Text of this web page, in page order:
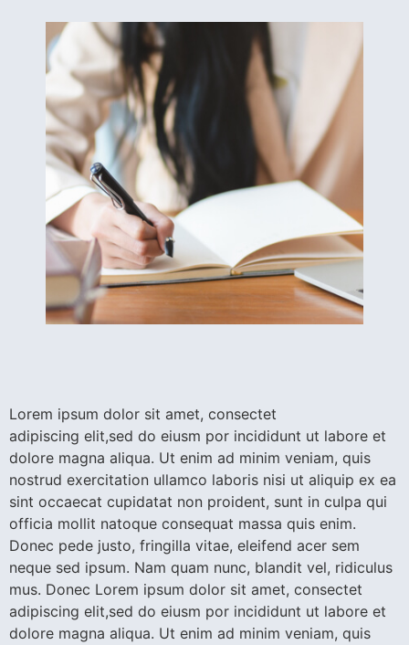
Lorem ipsum dolor sit amet, consectet
adipiscing elit,sed do eiusm por incididunt ut labore et
dolore magna aliqua. Ut enim ad minim veniam, quis
nostrud exercitation ullamco laboris nisi ut aliquip ex ea
sint occaecat cupidatat non proident, sunt in culpa qui
officia mollit natoque consequat massa quis enim.
Donec pede justo, fringilla vitae, eleifend acer sem
neque sed ipsum. Nam quam nunc, blandit vel, ridiculus
mus. Donec Lorem ipsum dolor sit amet, consectet
adipiscing elit,sed do eiusm por incididunt ut labore et
dolore magna aliqua. Ut enim ad minim veniam, quis